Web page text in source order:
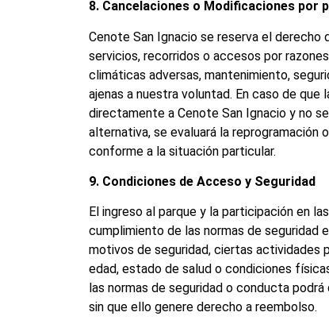
8. Cancelaciones o Modificaciones por
Cenote San Ignacio se reserva el derecho
servicios, recorridos o accesos por
climáticas adversas, mantenimiento,
ajenas a nuestra voluntad. En caso de que
directamente a Cenote San Ignacio y no
alternativa, se evaluará la reprogramación
conforme a la situación particular.
9. Condiciones de Acceso y Seguridad
El ingreso al parque y la participación en
cumplimiento de las normas de seguridad
motivos de seguridad, ciertas actividades
edad, estado de salud o condiciones
las normas de seguridad o conducta
sin que ello genere derecho a reembolso.